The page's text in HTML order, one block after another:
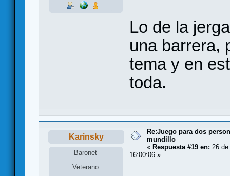
Lo de la
una barrera,
tema y en
toda.
Karinsky
Baronet
Veterano
Re:Juego para dos
mundillo
« Respuesta #19 en: 26
16:00:06 »